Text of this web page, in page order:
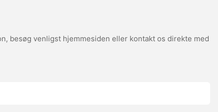
besøg venligst hjemmesiden eller kontakt os direkte med